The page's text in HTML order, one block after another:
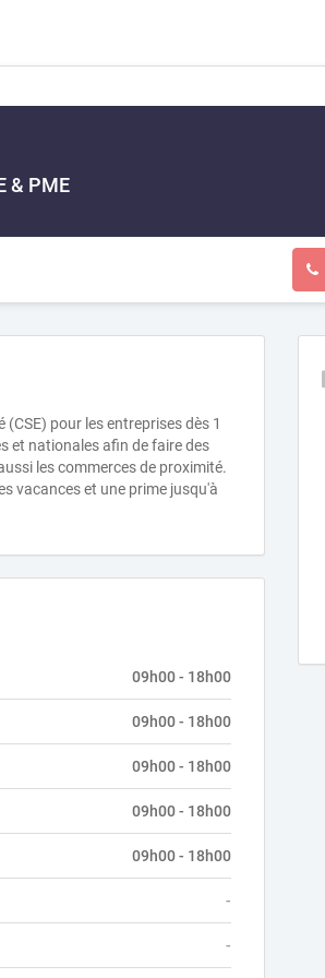
& PME
pour les entreprises dès 1
et nationales afin de faire des
les commerces de proximité.
vacances et une prime jusqu'à
09h00 - 18h00
09h00 - 18h00
09h00 - 18h00
09h00 - 18h00
09h00 - 18h00
-
-